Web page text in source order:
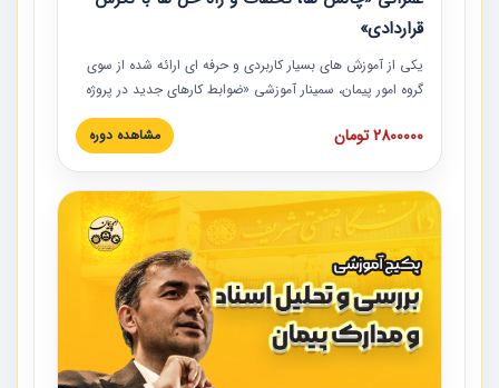
قراردادی»
یکی از آموزش‏‏‏‏‏‏ های بسیار کاربردی و حرفه‏ ای ارائه شده از سوی
گروه امور پیمان، سمینار آموزشی «ضوابط کارهای جدید در پروژه
های عمرانی» چالش ها، تخلفات و راه حل ها با نگرش قراردادی
است که در محل سندیکای شرکت های ساختمانی کشور ارائه شد.
مدارک پیمان به همراه تجربیات عملی ارائه شده است.
2800000 تومان مشاهده دوره